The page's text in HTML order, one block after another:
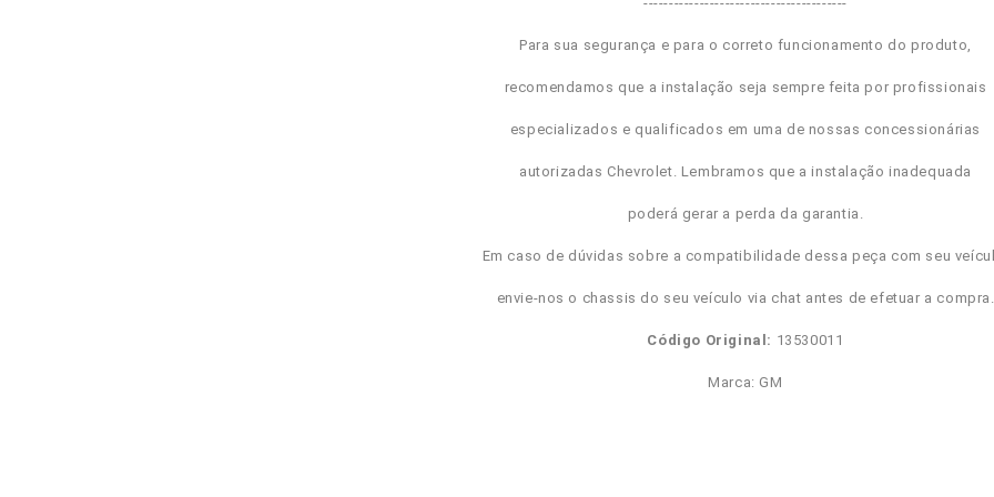
Para sua segurança e para o correto funcionamento do produto,
recomendamos que a instalação seja sempre feita por profissionais
especializados e qualificados em uma de nossas concessionárias
autorizadas Chevrolet. Lembramos que a instalação inadequada
poderá gerar a perda da garantia.
Em caso de dúvidas sobre a compatibilidade dessa peça com seu
envie-nos o chassis do seu veículo via chat antes de efetuar a compra.
Código Original: 13530011
Marca: GM